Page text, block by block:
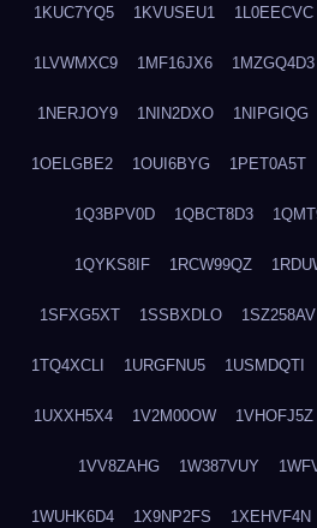
1KUC7YQ5 1KVUSEU1 1L0EECVC
1LVWMXC9 1MF16JX6 1MZGQ4D3
1NERJOY9 1NIN2DXO 1NIPGIQG
1OELGBE2 1OUI6BYG 1PET0A5T
1Q3BPV0D 1QBCT8D3
1QYKS8IF 1RCW99QZ
1SFXG5XT 1SSBXDLO 1SZ258AV
1TQ4XCLI 1URGFNU5 1USMDQTI
1UXXH5X4 1V2M00OW 1VHOFJ5Z
1VV8ZAHG 1W387VUY
1WUHK6D4 1X9NP2FS 1XEHVF4N